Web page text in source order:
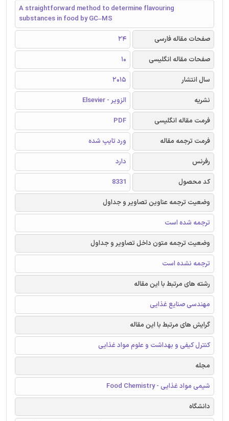
A straightforward method to determine flavouring
substances in food by GC–MS
صفحات مقاله فارسی
24
صفحات مقاله انگلیسی
10
سال انتشار
2015
نشریه
الزویر - Elsevier
فرمت مقاله انگلیسی
PDF
فرمت ترجمه مقاله
ورد تایپ شده
رفرنس
دارد
کد محصول
8331
وضعیت ترجمه عناوین تصاویر و جداول
ترجمه شده است
وضعیت ترجمه متون داخل تصاویر و جداول
ترجمه نشده است
رشته های مرتبط با این مقاله
مهندسی صنایع غذایی
گرایش های مرتبط با این مقاله
کنترل کیفی و بهداشت و علوم مواد غذایی
مجله
شیمی مواد غذایی - Food Chemistry
دانشگاه